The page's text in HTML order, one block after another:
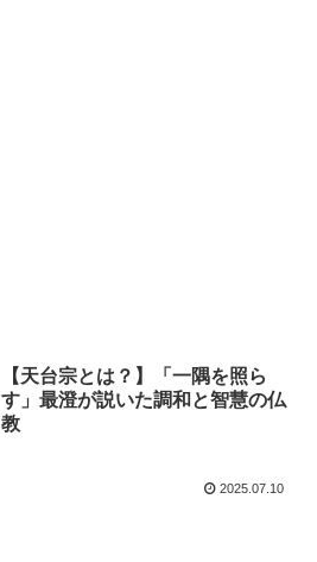
【天台宗とは？】「一隅を照ら
す」最澄が説いた調和と智慧の仏
教
2025.07.10